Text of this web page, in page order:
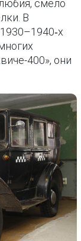
смело
В
400», они